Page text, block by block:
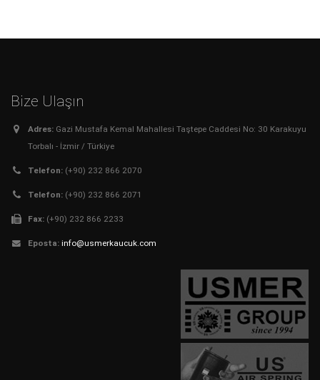
Bize Ulaşın
Adres: Gazi Mustafa Kemal Mahallesi Taştepe Caddesi No: 30 Karakuyu
Torbalı - İzmir / Türkiye
Telefon: (+90) 232 866 2070
Telefon: (+90) 232 866 2071
Fax: (+90) 232 866 2233
Eposta: info@usmerkaucuk.com